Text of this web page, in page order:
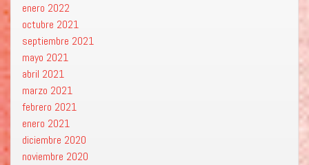
enero 2022
octubre 2021
septiembre 2021
mayo 2021
abril 2021
marzo 2021
febrero 2021
enero 2021
diciembre 2020
noviembre 2020